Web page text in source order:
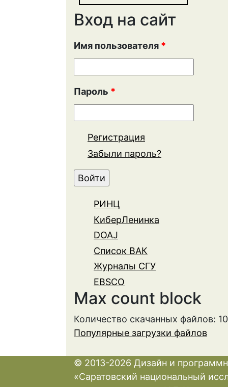
Вход на сайт
Имя пользователя *
Пароль *
Регистрация
Забыли пароль?
РИНЦ
КиберЛенинка
DOAJ
Список ВАК
Журналы СГУ
EBSCO
Max count block
Количество скачанных файлов:
Популярные загрузки файлов
© 2013-2026 Дизайн и
«Саратовский национальный